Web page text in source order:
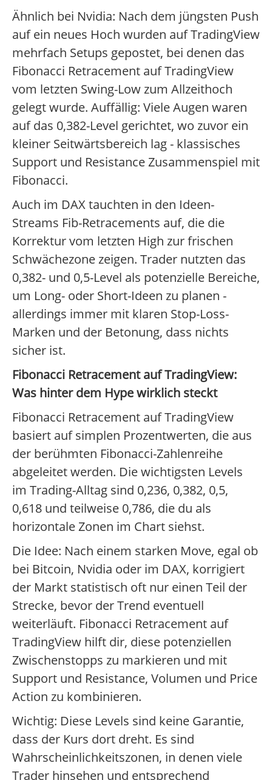
Ähnlich bei Nvidia: Nach dem jüngsten Push
auf ein neues Hoch wurden auf TradingView
mehrfach Setups gepostet, bei denen das
Fibonacci Retracement auf TradingView
vom letzten Swing-Low zum Allzeithoch
gelegt wurde. Auffällig: Viele Augen waren
auf das 0,382-Level gerichtet, wo zuvor ein
kleiner Seitwärtsbereich lag - klassisches
Support und Resistance Zusammenspiel mit
Fibonacci.
Auch im DAX tauchten in den Ideen-
Streams Fib-Retracements auf, die die
Korrektur vom letzten High zur frischen
Schwächezone zeigen. Trader nutzten das
0,382- und 0,5-Level als potenzielle Bereiche,
um Long- oder Short-Ideen zu planen -
allerdings immer mit klaren Stop-Loss-
Marken und der Betonung, dass nichts
sicher ist.
Fibonacci Retracement auf TradingView:
Was hinter dem Hype wirklich steckt
Fibonacci Retracement auf TradingView
basiert auf simplen Prozentwerten, die aus
der berühmten Fibonacci-Zahlenreihe
abgeleitet werden. Die wichtigsten Levels
im Trading-Alltag sind 0,236, 0,382, 0,5,
0,618 und teilweise 0,786, die du als
horizontale Zonen im Chart siehst.
Die Idee: Nach einem starken Move, egal ob
bei Bitcoin, Nvidia oder im DAX, korrigiert
der Markt statistisch oft nur einen Teil der
Strecke, bevor der Trend eventuell
weiterläuft. Fibonacci Retracement auf
TradingView hilft dir, diese potenziellen
Zwischenstopps zu markieren und mit
Support und Resistance, Volumen und Price
Action zu kombinieren.
Wichtig: Diese Levels sind keine Garantie,
dass der Kurs dort dreht. Es sind
Wahrscheinlichkeitszonen, in denen viele
Trader hinsehen und entsprechend